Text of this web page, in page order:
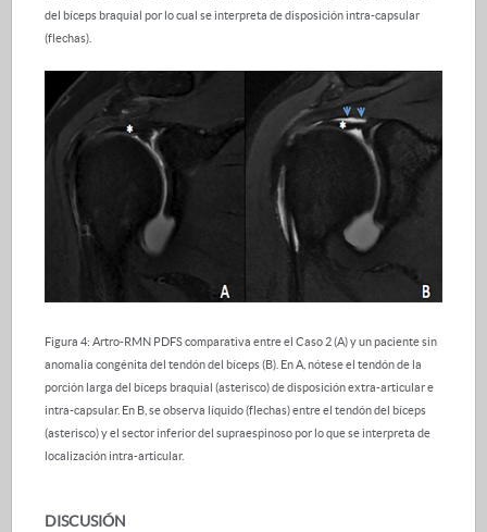
del bíceps braquial por lo cual se interpreta de disposición intra-capsular
(flechas).
Figura 4: Artro-RMN PDFS comparativa entre el Caso 2 (A) y un paciente sin
anomalía congénita del tendón del bíceps (B). En A, nótese el tendón de la
porción larga del bíceps braquial (asterisco) de disposición extra-articular e
intra-capsular. En B, se observa líquido (flechas) entre el tendón del bíceps
(asterisco) y el sector inferior del supraespinoso por lo que se interpreta de
localización intra-articular.
DISCUSIÓN